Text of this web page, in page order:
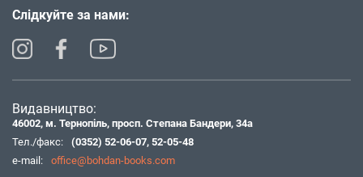
Слідкуйте за нами:
Видавництво:
46002, м. Тернопіль, просп. Степана Бандери, 34а
Тел./факс:
(0352) 52-06-07, 52-05-48
e-mail:
office@bohdan-books.com